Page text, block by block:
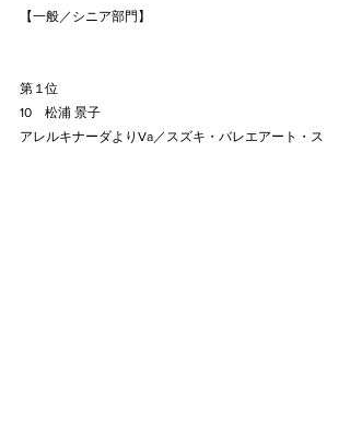
【一般／シニア部門】
第１位
10　松浦 景子
アレルキナーダよりVa／スズキ・バレエアート・ス